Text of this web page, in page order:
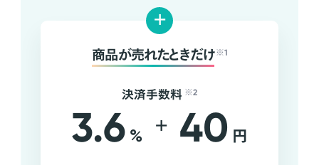
+
商品が売れたときだけ ※1
決済手数料 ※2
3.6 % + 40 円